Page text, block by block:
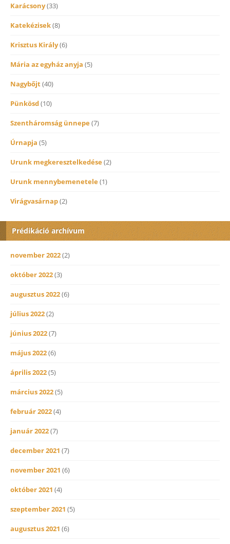
Karácsony(33)
Katekézisek(8)
Krisztus Király(6)
Mária az egyház anyja (5)
Nagybőjt(40)
Pünkösd(10)
Szentháromság ünnepe(7)
Úrnapja (5)
Urunk megkeresztelkedése(2)
Urunk mennybemenetele(1)
Virágvasárnap(2)
Prédikáció archívum
november 2022(2)
október 2022(3)
augusztus 2022(6)
július 2022(2)
június 2022(7)
május 2022(6)
április 2022(5)
március 2022(5)
február 2022(4)
január 2022(7)
december 2021 (7)
november 2021 (6)
október 2021 (4)
szeptember 2021 (5)
augusztus 2021 (6)